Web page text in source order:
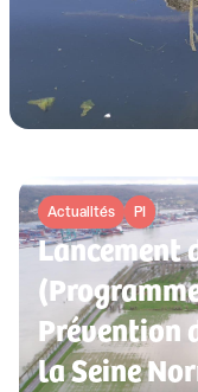
Actualités PI
Lancement
Prévention
la Seine